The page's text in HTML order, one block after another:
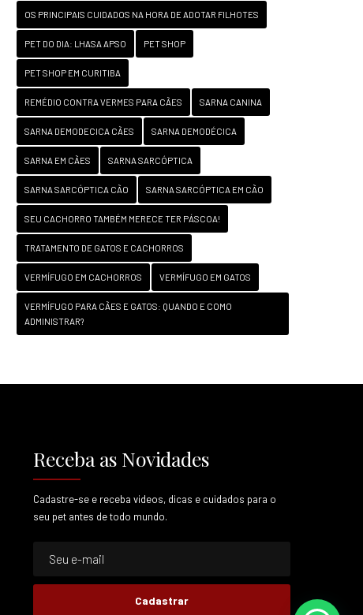
OS PRINCIPAIS CUIDADOS NA HORA DE ADOTAR FILHOTES
PET DO DIA: LHASA APSO PET SHOP
PET SHOP EM CURITIBA
REMÉDIO CONTRA VERMES PARA CÃES SARNA CANINA
SARNA DEMODECICA CÃES SARNA DEMODÉCICA
SARNA EM CÃES SARNA SARCÓPTICA
SARNA SARCÓPTICA CÃO SARNA SARCÓPTICA EM CÃO
SEU CACHORRO TAMBÉM MERECE TER PÁSCOA!
TRATAMENTO DE GATOS E CACHORROS
VERMÍFUGO EM CACHORROS VERMÍFUGO EM GATOS
VERMÍFUGO PARA CÃES E GATOS: QUANDO E COMO
ADMINISTRAR?
Receba as Novidades
Cadastre-se e receba videos, dicas e cuidados para o
seu pet antes de todo mundo.